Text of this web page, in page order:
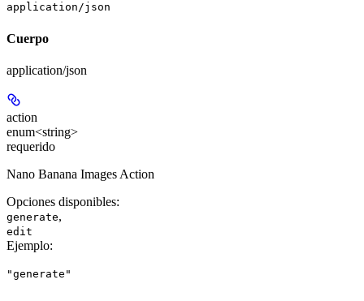
application/json
Cuerpo
application/json
action
enum<string>
requerido
Nano Banana Images Action
Opciones disponibles:
generate,
edit
Ejemplo:
"generate"